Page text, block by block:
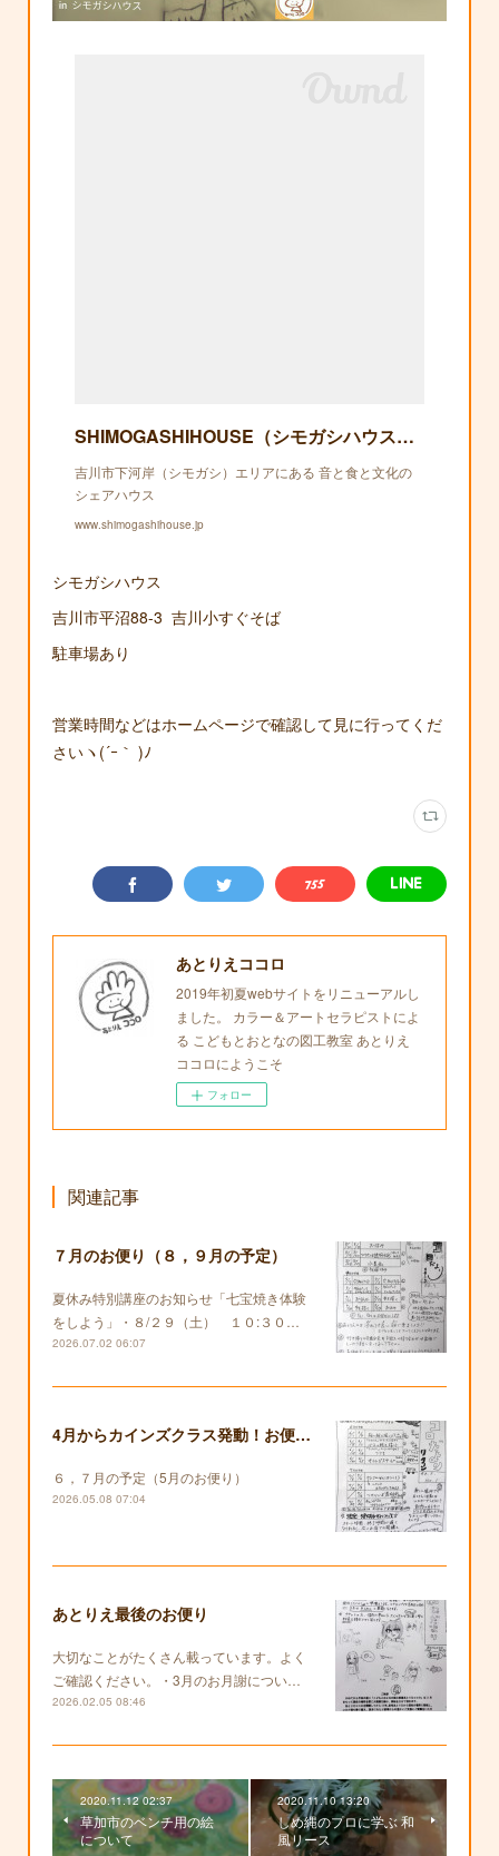
SHIMOGASHIHOUSE（シモガシハウス）｜吉川市下河岸（シモガシ）エリアにある 音と食と文化のシェアハウス
吉川市下河岸（シモガシ）エリアにある 音と食と文化の
シェアハウス
www.shimogashihouse.jp
シモガシハウス
吉川市平沼88-3 吉川小すぐそば
駐車場あり
営業時間などはホームページで確認して見に行ってくだ
さいヽ(´ｰ｀ )ﾉ
あとりえココロ
2019年初夏webサイトをリニューアルし
ました。 カラー＆アートセラピストによ
る こどもとおとなの図工教室 あとりえ
ココロにようこそ
フォロー
関連記事
７月のお便り（８，９月の予定）
夏休み特別講座のお知らせ「七宝焼き体験
をしよう」・８/２９（土） １０:３０…
2026.07.02 06:07
4月からカインズクラス発動！お便りも復活します！
６，７月の予定（5月のお便り）
2026.05.08 07:04
あとりえ最後のお便り
大切なことがたくさん載っています。よく
ご確認ください。・3月のお月謝につい…
2026.02.05 08:46
2020.11.12 02:37
草加市のベンチ用の絵
について
2020.11.10 13:20
しめ縄のプロに学ぶ 和
風リース